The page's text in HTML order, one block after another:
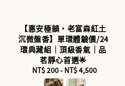
【惠安極韻・老富森紅土
沉微盤香】單環體驗價/24
環典藏組｜頂級香氣｜品
茗靜心首選🌟
Regular
price
NT$ 200- NT$ 4,500